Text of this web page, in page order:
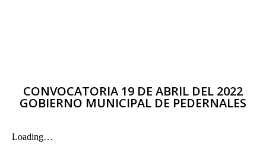
CONVOCATORIA 19 DE ABRIL DEL 2022
GOBIERNO MUNICIPAL DE PEDERNALES